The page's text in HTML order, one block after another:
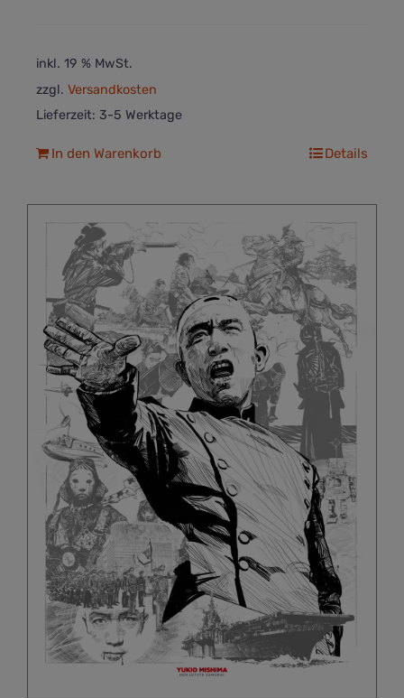
inkl. 19 % MwSt.
zzgl. Versandkosten
Lieferzeit: 3-5 Werktage
In den Warenkorb Details